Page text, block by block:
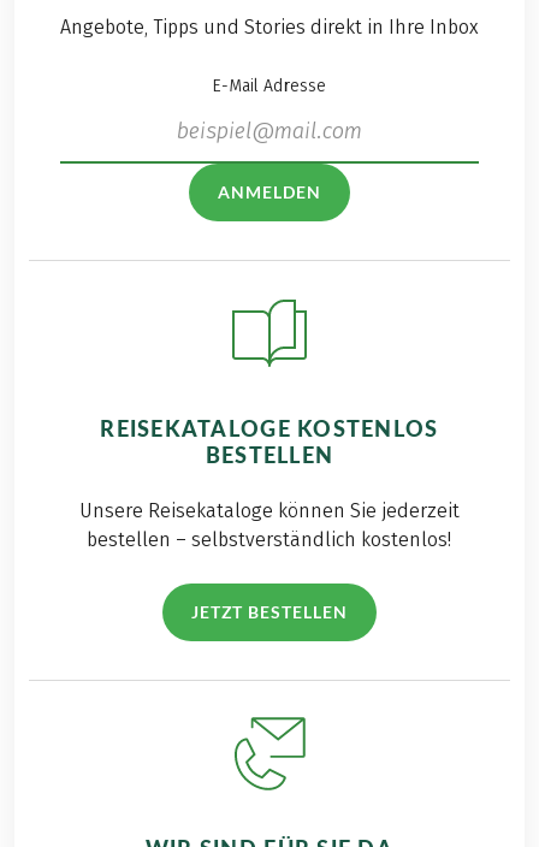
Angebote, Tipps und Stories direkt in Ihre Inbox
E-Mail Adresse
ANMELDEN
REISEKATALOGE KOSTENLOS
BESTELLEN
Unsere Reisekataloge können Sie jederzeit
bestellen – selbstverständlich kostenlos!
JETZT BESTELLEN